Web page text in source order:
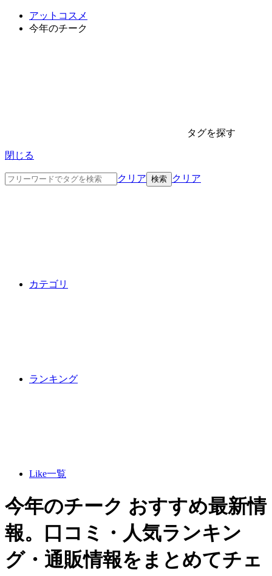
アットコスメ
今年のチーク
タグを探す
閉じる
クリア クリア
カテゴリ
ランキング
Like一覧
今年のチーク おすすめ最新情
報。口コミ・人気ランキン
グ・通販情報をまとめてチェ